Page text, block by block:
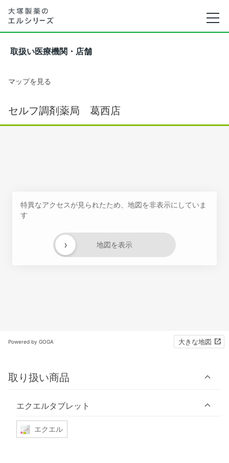
取扱い医療機関・店舗
マップを見る
セルフ調剤薬局 葛西店
特異なアクセスが見られたため、地図を非表示にしていま
す
地図を表示
›
Powered by GOGA 大きな地図
取り扱い商品
エクエルタブレット
エクエル